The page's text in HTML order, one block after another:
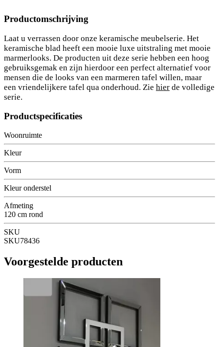
Productomschrijving
Laat u verrassen door onze keramische meubelserie. Het
keramische blad heeft een mooie luxe uitstraling met mooie
marmerlooks. De producten uit deze serie hebben een hoog
gebruiksgemak en zijn hierdoor een perfect alternatief voor
mensen die de looks van een marmeren tafel willen, maar
een vriendelijkere tafel qua onderhoud. Zie hier de volledige
serie.
Productspecificaties
Woonruimte
Kleur
Vorm
Kleur onderstel
Afmeting
120 cm rond
SKU
SKU78436
Voorgestelde producten